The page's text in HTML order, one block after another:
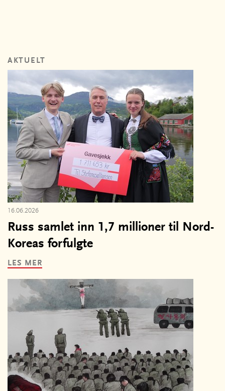
AKTUELT
16.06.2026
Russ samlet inn 1,7 millioner til Nord-
Koreas forfulgte
LES MER